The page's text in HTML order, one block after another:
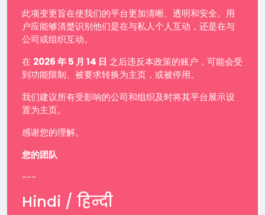
此项变更旨在使我们的平台更加清晰、透明和安全。用
户应能够清楚识别他们是在与私人个人互动，还是在与
公司或组织互动。
在 2026 年 5 月 14 日 之后违反本政策的账户，可能会受
到功能限制、被要求转换为主页，或被停用。
我们建议所有受影响的公司和组织及时将其平台展示设
置为主页。
感谢您的理解。
您的团队
---
Hindi / हिन्दी